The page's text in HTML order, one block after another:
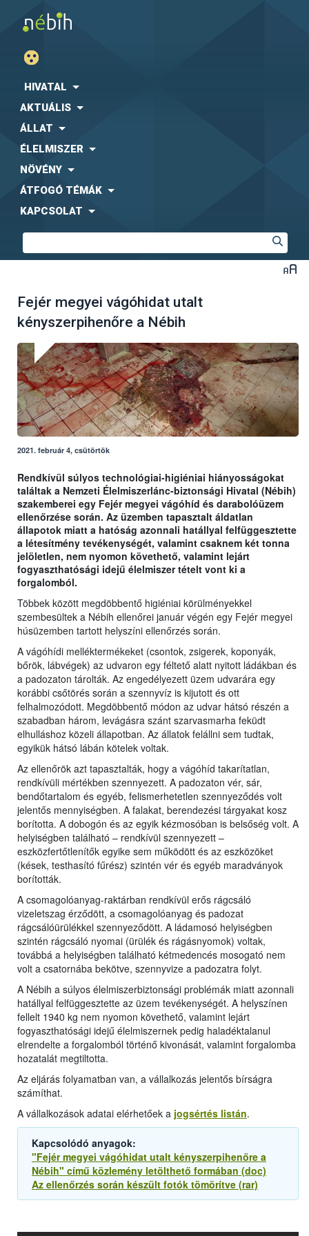
HIVATAL
AKTUÁLIS
ÁLLAT
ÉLELMISZER
NÖVÉNY
ÁTFOGÓ TÉMÁK
KAPCSOLAT
Fejér megyei vágóhidat utalt
kényszerpihenőre a Nébih
2021. február 4, csütörtök
Rendkívül súlyos technológiai-higiéniai hiányosságokat
találtak a Nemzeti Élelmiszerlánc-biztonsági Hivatal (Nébih)
szakemberei egy Fejér megyei vágóhíd és darabolóüzem
ellenőrzése során. Az üzemben tapasztalt áldatlan
állapotok miatt a hatóság azonnali hatállyal felfüggesztette
a létesítmény tevékenységét, valamint csaknem két tonna
jelöletlen, nem nyomon követhető, valamint lejárt
fogyaszthatósági idejű élelmiszer tételt vont ki a
forgalomból.
Többek között megdöbbentő higiéniai körülményekkel
szembesültek a Nébih ellenőrei január végén egy Fejér megyei
húsüzemben tartott helyszíni ellenőrzés során.
A vágóhídi melléktermékeket (csontok, zsigerek, koponyák,
bőrök, lábvégek) az udvaron egy féltető alatt nyitott ládákban és
a padozaton tárolták. Az engedélyezett üzem udvarára egy
korábbi csőtörés során a szennyvíz is kijutott és ott
felhalmozódott. Megdöbbentő módon az udvar hátsó részén a
szabadban három, levágásra szánt szarvasmarha feküdt
elhulláshoz közeli állapotban. Az állatok felállni sem tudtak,
egyikük hátsó lábán kötelek voltak.
Az ellenőrök azt tapasztalták, hogy a vágóhíd takarítatlan,
rendkívüli mértékben szennyezett. A padozaton vér, sár,
bendőtartalom és egyéb, felismerhetetlen szennyeződés volt
jelentős mennyiségben. A falakat, berendezési tárgyakat kosz
borította. A dobogón és az egyik kézmosóban is belsőség volt. A
helyiségben található – rendkívül szennyezett –
eszközfertőtlenítők egyike sem működött és az eszközöket
(kések, testhasító fűrész) szintén vér és egyéb maradványok
borították.
A csomagolóanyag-raktárban rendkívül erős rágcsáló
vizeletszag érződött, a csomagolóanyag és padozat
rágcsálóürülékkel szennyeződött. A ládamosó helyiségben
szintén rágcsáló nyomai (ürülék és rágásnyomok) voltak,
továbbá a helyiségben található kétmedencés mosogató nem
volt a csatornába bekötve, szennyvize a padozatra folyt.
A Nébih a súlyos élelmiszerbiztonsági problémák miatt azonnali
hatállyal felfüggesztette az üzem tevékenységét. A helyszínen
fellelt 1940 kg nem nyomon követhető, valamint lejárt
fogyaszthatósági idejű élelmiszernek pedig haladéktalanul
elrendelte a forgalomból történő kivonását, valamint forgalomba
hozatalát megtiltotta.
Az eljárás folyamatban van, a vállalkozás jelentős bírságra
számíthat.
A vállalkozások adatai elérhetőek a jogsértés listán.
Kapcsolódó anyagok:
"Fejér megyei vágóhidat utalt kényszerpihenőre a
Nébih" című közlemény letölthető formában (doc)
Az ellenőrzés során készült fotók tömörítve (rar)